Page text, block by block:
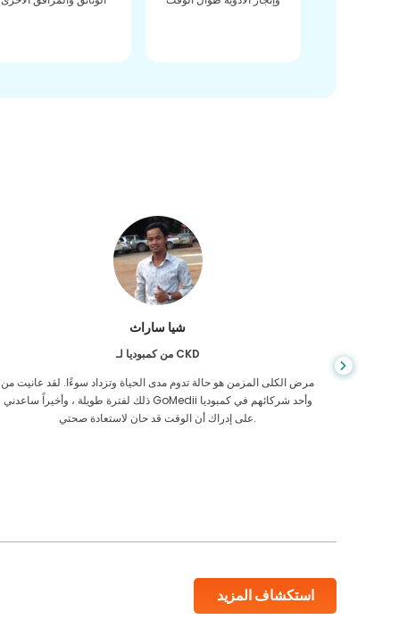
شيا ساراث
من كمبوديا لـ CKD
مرض الكلى المزمن هو حالة تدوم مدى الحياة وتزداد سوءًا. لقد عانيت من
ذلك لفترة طويلة ، وأخيراً ساعدني GoMedii وأحد شركائهم في كمبوديا
على إدراك أن الوقت قد حان لاستعادة صحتي.
استكشاف المزيد